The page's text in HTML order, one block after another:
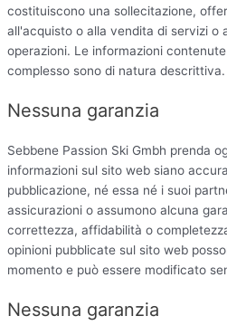
costituiscono una sollecitazione,
all'acquisto o alla vendita di servizi o
operazioni. Le informazioni
complesso sono di natura descrittiva.
Nessuna garanzia
Sebbene Passion Ski Gmbh prenda
informazioni sul sito web siano
pubblicazione, né essa né i suoi
assicurazioni o assumono alcuna
correttezza, affidabilità o
opinioni pubblicate sul sito web
momento e può essere modificato
Nessuna garanzia